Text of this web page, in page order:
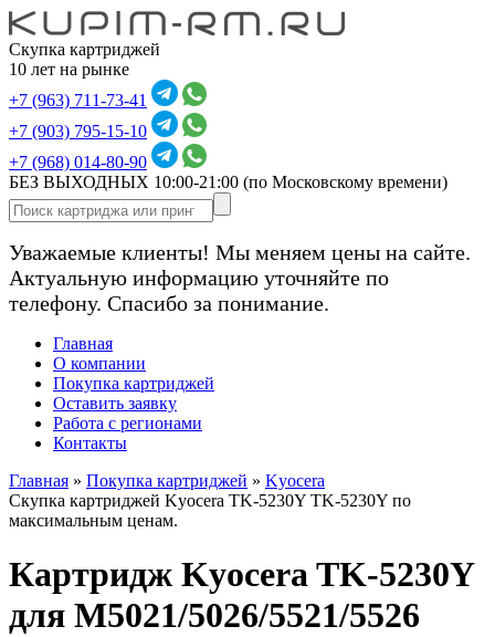
Скупка картриджей
10 лет на рынке
+7 (963) 711-73-41
+7 (903) 795-15-10
+7 (968) 014-80-90
БЕЗ ВЫХОДНЫХ 10:00-21:00 (по Московскому времени)
Уважаемые клиенты! Мы меняем цены на сайте.
Актуальную информацию уточняйте по
телефону. Спасибо за понимание.
Главная
О компании
Покупка картриджей
Оставить заявку
Работа с регионами
Контакты
Главная » Покупка картриджей » Kyocera
Скупка картриджей Kyocera TK-5230Y TK-5230Y по
максимальным ценам.
Картридж Kyocera TK-5230Y
для M5021/5026/5521/5526